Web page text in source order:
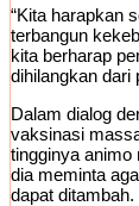
“Kita harapkan
terbangun
kita berharap
dihilangkan dari
Dalam dialog
vaksinasi
tingginya
dia meminta
dapat ditambah.